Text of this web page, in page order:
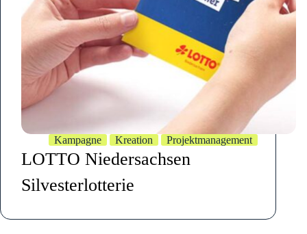
Kampagne Kreation Projektmanagement
LOTTO Niedersachsen
Silvesterlotterie